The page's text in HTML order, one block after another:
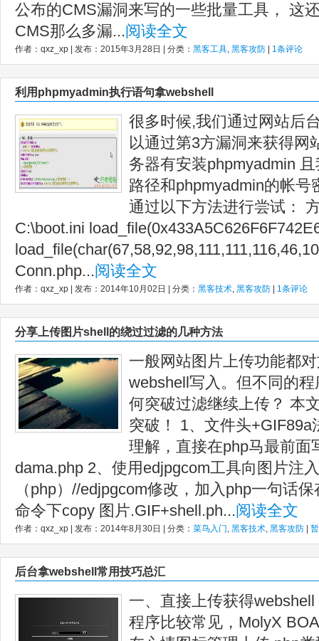
公布的CMS漏洞来写的一些批量工具， 这
CMS那么多漏...阅读全文
作者：qxz_xp | 发布：2015年3月28日 | 分类： 黑客工具, 黑客攻防 1条评论
利用phpmyadmin执行语句拿webshell
很多时候,我们通过网站后
以通过第3方漏洞来获得网
务器有安装phpmyadmin
路径和phpmyadmin的帐号
通过以下方法进行尝试：
C:\boot.ini
Conn.php...阅读全文
作者：qxz_xp | 发布：2014年10月02日 | 分类： 黑客技术, 黑客攻防 1条评论
分享上传图片shell的绕过过滤的几种方法
一般网站图片上传功能都
webshell写入。但不同的
何突破过滤继续上传？ 本
突破！ 1、文件头
理解，直接在php马最前面
dama.php 2、使用edjpgcom工具向图片注
（php）//edjpgcom修改，加入php一句话
命令下copy 图片.GIF+shell.ph...阅读全文
作者：qxz_xp | 发布：2014年8月30日 | 分类： 菜鸟入门, 黑客技术, 黑客攻防
后台拿webshell常用技巧总汇
一、直接上传获得
程序比较常见，MolyX